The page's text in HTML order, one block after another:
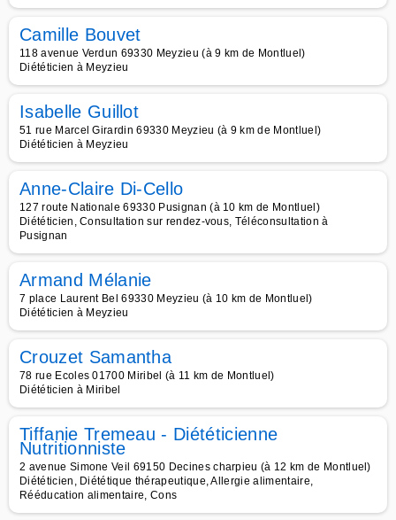
Camille Bouvet
118 avenue Verdun 69330 Meyzieu (à 9 km de Montluel)
Diététicien à Meyzieu
Isabelle Guillot
51 rue Marcel Girardin 69330 Meyzieu (à 9 km de Montluel)
Diététicien à Meyzieu
Anne-Claire Di-Cello
127 route Nationale 69330 Pusignan (à 10 km de Montluel)
Diététicien, Consultation sur rendez-vous, Téléconsultation à
Pusignan
Armand Mélanie
7 place Laurent Bel 69330 Meyzieu (à 10 km de Montluel)
Diététicien à Meyzieu
Crouzet Samantha
78 rue Ecoles 01700 Miribel (à 11 km de Montluel)
Diététicien à Miribel
Tiffanie Tremeau - Diététicienne
Nutritionniste
2 avenue Simone Veil 69150 Decines charpieu (à 12 km de Montluel)
Diététicien, Diététique thérapeutique, Allergie alimentaire,
Rééducation alimentaire, Cons